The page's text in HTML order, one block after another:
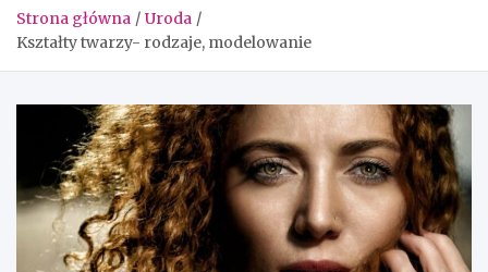
Strona główna
Uroda
Kształty twarzy- rodzaje, modelowanie